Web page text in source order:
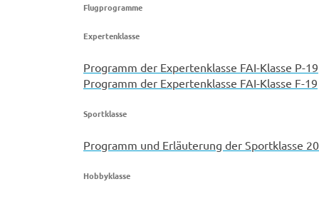
Flugprogramme
Expertenklasse
Programm der Expertenklasse FAI-Klasse P-19
Programm der Expertenklasse FAI-Klasse F-19
Sportklasse
Programm und Erläuterung der Sportklasse
Hobbyklasse